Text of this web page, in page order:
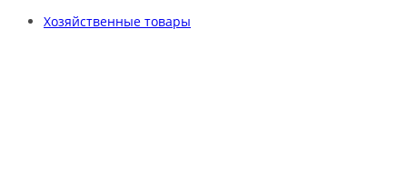
Хозяйственные товары